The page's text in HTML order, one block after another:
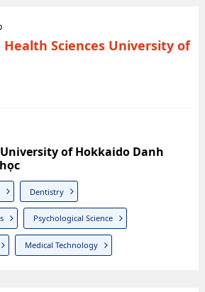
Health Sciences University of
of Hokkaido Danh
Dentistry
Psychological Science
Medical Technology